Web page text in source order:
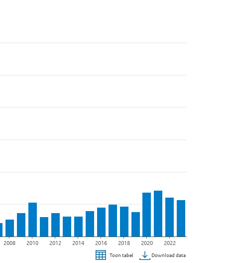
naar de datatabel
2008 2010 2012 2014 2016 2018 2020 2022
Toon tabel Download data